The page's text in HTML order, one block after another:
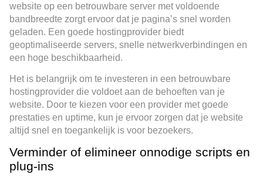
website op een betrouwbare server met voldoende
bandbreedte zorgt ervoor dat je pagina’s snel worden
geladen. Een goede hostingprovider biedt
geoptimaliseerde servers, snelle netwerkverbindingen en
een hoge beschikbaarheid.
Het is belangrijk om te investeren in een betrouwbare
hostingprovider die voldoet aan de behoeften van je
website. Door te kiezen voor een provider met goede
prestaties en uptime, kun je ervoor zorgen dat je website
altijd snel en toegankelijk is voor bezoekers.
Verminder of elimineer onnodige scripts en
plug-ins